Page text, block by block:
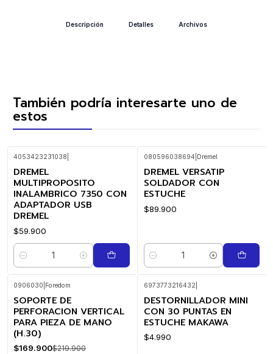
Descripción Detalles Archivos
También podría interesarte uno de
estos
4053423231038
DREMEL
MULTIPROPOSITO
INALAMBRICO 7350 CON
ADAPTADOR USB
DREMEL
$59.900
Cantidad
080596038694 Dremel
DREMEL VERSATIP
SOLDADOR CON
ESTUCHE
$89.900
Cantidad
-23%
OFF
0906030 Foredom
SOPORTE DE
PERFORACION VERTICAL
PARA PIEZA DE MANO
(H.30)
$169.900$219.900
6973773216432
DESTORNILLADOR MINI
CON 30 PUNTAS EN
ESTUCHE MAKAWA
$4.990